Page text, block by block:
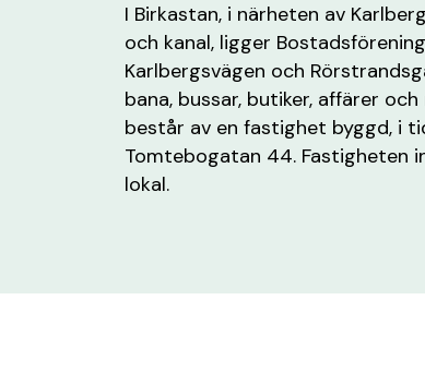
I Birkastan, i närheten av
och kanal, ligger
Karlbergsvägen och
bana, bussar, butiker, affärer
består av en fastighet byggd, i
Tomtebogatan 44. Fastigheten
lokal.